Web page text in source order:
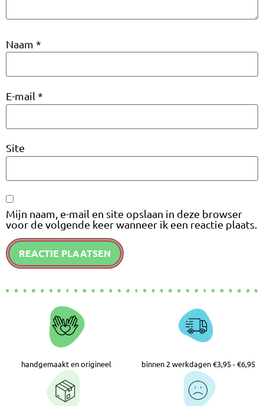
Naam *
E-mail *
Site
Mijn naam, e-mail en site opslaan in deze browser
voor de volgende keer wanneer ik een reactie plaats.
handgemaakt en origineel binnen 2 werkdagen €3,95 - €6,95